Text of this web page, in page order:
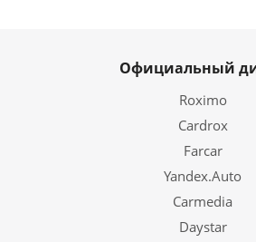
Официальный
Roximo
Cardrox
Farcar
Yandex.Auto
Carmedia
Daystar